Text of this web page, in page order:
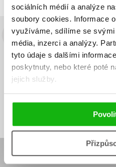
sociálních médií a analýze
soubory cookies. Informace
využíváme, sdílíme se
média, inzerci a analýzy.
tyto údaje s dalšími
poskytnuty, nebo které poté
jejich služby.
Budete to vědět jako
Zajímá Vás, jaký knižní hit právě
sleva, jaká běží soutěž o ceny?
mailových novinek
mailová
mailová
Vaše e-mailová adresa
E-SHOP